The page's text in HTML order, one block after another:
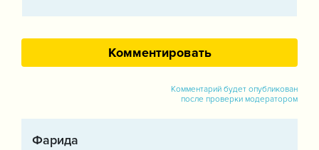
Комментарий будет опубликован
после проверки модератором
Фарида